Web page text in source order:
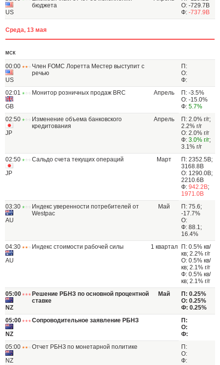
US
бюджета
О: -729.7B
Ф: -737.9B
Среда, 13 мая
МСК
00:00
US
Член FOMC Лоретта Местер выступит с
речью
П:
О:
Ф:
02:01
GB
Монитор розничных продаж BRC Апрель
П: -3.5%
О: -15.0%
Ф: 5.7%
02:50
JP
Изменение объема банковского
кредитования
Апрель
П: 2.0% г/г;
2.2% г/г
О: 2.0% г/г
Ф: 3.0% г/г;
3.1% г/г
02:50
JP
Сальдо счета текущих операций Март
П: 2352.5B;
3168.8B
О: 1290.0B;
2210.6B
Ф: 942.2B;
1971.0B
03:30
AU
Индекс уверенности потребителей от
Westpac
Май
П: 75.6;
-17.7%
О:
Ф: 88.1;
16.4%
04:30
AU
Индекс стоимости рабочей силы 1 квартал
П: 0.5% кв/
кв; 2.2% г/г
О: 0.5% кв/
кв; 2.1% г/г
Ф: 0.5% кв/
кв; 2.1% г/г
05:00
NZ
Решение РБНЗ по основной процентной
ставке
Май
П: 0.25%
О: 0.25%
Ф: 0.25%
05:00
NZ
Сопроводительное заявление РБНЗ
П:
О:
Ф:
05:00
NZ
Отчет РБНЗ по монетарной политике
П:
О:
Ф: